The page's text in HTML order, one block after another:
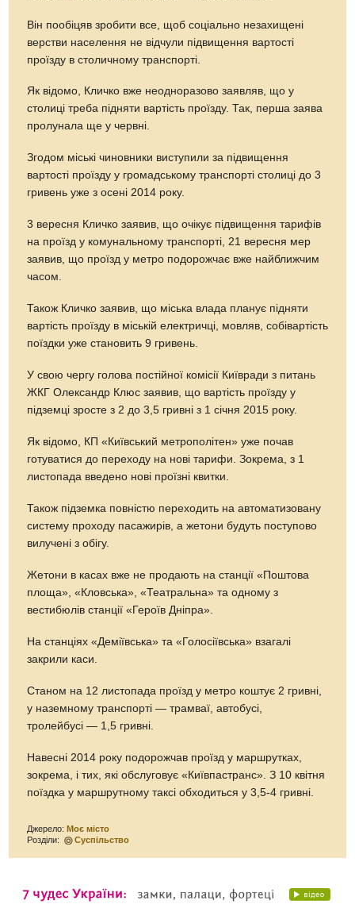
Він пообіцяв зробити все, щоб соціально незахищені
верстви населення не відчули підвищення вартості
проїзду в столичному транспорті.
Як відомо, Кличко вже неодноразово заявляв, що у
столиці треба підняти вартість проїзду. Так, перша заява
пролунала ще у червні.
Згодом міські чиновники виступили за підвищення
вартості проїзду у громадському транспорті столиці до 3
гривень уже з осені 2014 року.
3 вересня Кличко заявив, що очікує підвищення тарифів
на проїзд у комунальному транспорті, 21 вересня мер
заявив, що проїзд у метро подорожчає вже найближчим
часом.
Також Кличко заявив, що міська влада планує підняти
вартість проїзду в міській електричці, мовляв, собівартість
поїздки уже становить 9 гривень.
У свою чергу голова постійної комісії Київради з питань
ЖКГ Олександр Клюс заявив, що вартість проїзду у
підземці зросте з 2 до 3,5 гривні з 1 січня 2015 року.
Як відомо, КП «Київський метрополітен» уже почав
готуватися до переходу на нові тарифи. Зокрема, з 1
листопада введено нові проїзні квитки.
Також підземка повністю переходить на автоматизовану
систему проходу пасажирів, а жетони будуть поступово
вилучені з обігу.
Жетони в касах вже не продають на станції «Поштова
площа», «Кловська», «Театральна» та одному з
вестибюлів станції «Героїв Дніпра».
На станціях «Деміївська» та «Голосіївська» взагалі
закрили каси.
Станом на 12 листопада проїзд у метро коштує 2 гривні,
у наземному транспорті — трамваї, автобусі,
тролейбусі — 1,5 гривні.
Навесні 2014 року подорожчав проїзд у маршрутках,
зокрема, і тих, які обслуговує «Київпастранс». З 10 квітня
поїздка у маршрутному таксі обходиться у 3,5-4 гривні.
Джерело:Моє місто
Розділи:
Суспільство